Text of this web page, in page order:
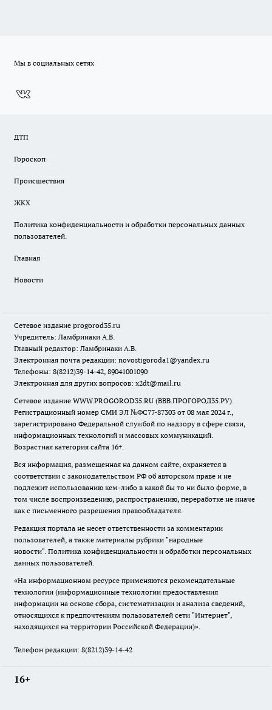
Мы в социальных сетях
ДТП
Гороскоп
Происшествия
ЖКХ
Политика конфиденциальности и обработки персональных данных
пользователей.
Главная
Новости
Сетевое издание progorod35.ru
Учредитель: Ламбринаки А.В.
Главный редактор: Ламбринаки А.В.
Электронная почта редакции: novostigoroda1@yandex.ru
Телефоны: 8(8212)39-14-42, 89041001090
Электронная для других вопросов: x2dt@mail.ru
Сетевое издание WWW.PROGOROD35.RU (ВВВ.ПРОГОРОД35.РУ).
Регистрационный номер СМИ ЭЛ №ФС77-87303 от 08 мая 2024 г.,
зарегистрировано Федеральной службой по надзору в сфере связи,
информационных технологий и массовых коммуникаций.
Возрастная категория сайта 16+.
Вся информация, размещенная на данном сайте, охраняется в
соответствии с законодательством РФ об авторском праве и не
подлежит использованию кем-либо в какой бы то ни было форме, в
том числе воспроизведению, распространению, переработке не иначе
как с письменного разрешения правообладателя.
Редакция портала не несет ответственности за комментарии
пользователей, а также материалы рубрики "народные
новости". Политика конфиденциальности и обработки персональных
данных пользователей.
«На информационном ресурсе применяются рекомендательные
технологии (информационные технологии предоставления
информации на основе сбора, систематизации и анализа сведений,
относящихся к предпочтениям пользователей сети "Интернет",
находящихся на территории Российской Федерации)».
Телефон редакции: 8(8212)39-14-42
16+